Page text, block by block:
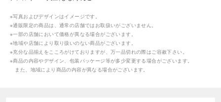
※写真およびデザインはイメージです。
※通販限定の商品は、通常の店舗ではお取扱いがございません。
※一部の店舗において価格が異なる場合がございます。
※地域や店舗により取り扱いのない商品がございます。
※充分な品揃えをこころがけておりますが、万一品切れの際はご容赦下さい。
※商品の内容やデザイン、包装パッケージ等が多少変更する場合がございます。
また、地域により商品の内容が異なる場合がございます。